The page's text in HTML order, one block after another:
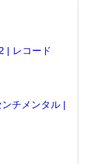
| レコード
チメンタル |